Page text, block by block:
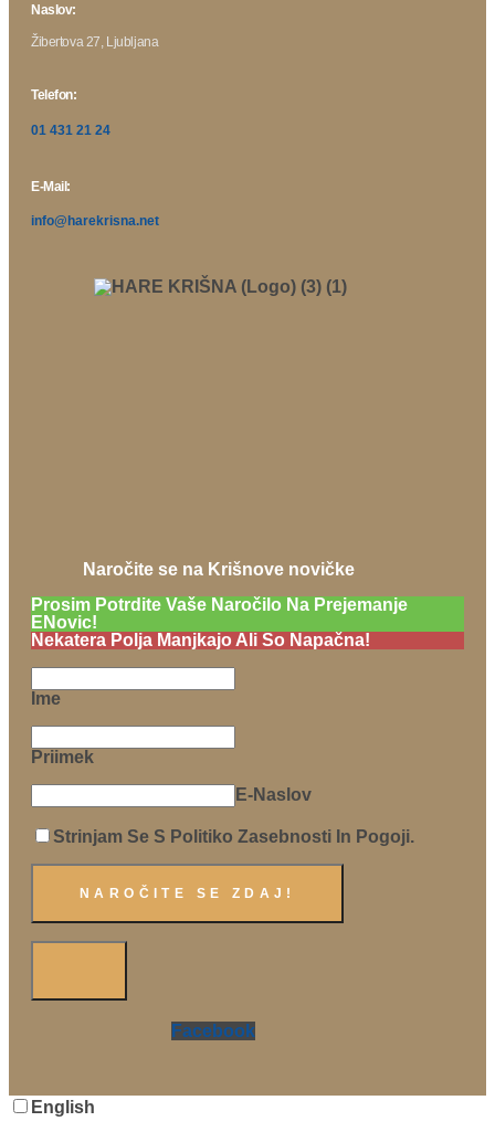
Naslov:
Žibertova 27, Ljubljana
Telefon:
01 431 21 24
E-Mail:
info@harekrisna.net
Naročite se na Krišnove novičke
Prosim Potrdite Vaše Naročilo Na Prejemanje
ENovic!
Nekatera Polja Manjkajo Ali So Napačna!
Ime
Priimek
E-Naslov
Strinjam Se S Politiko Zasebnosti In Pogoji.
Facebook
English